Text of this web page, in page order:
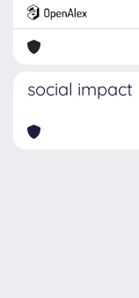
social impact